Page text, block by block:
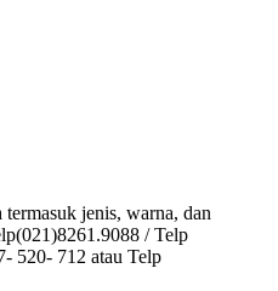
jenis, warna, dan
/ Telp
520- 712 atau Telp